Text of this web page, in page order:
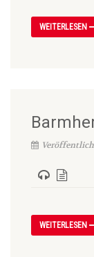
WEITERLESEN
WEITERLESEN